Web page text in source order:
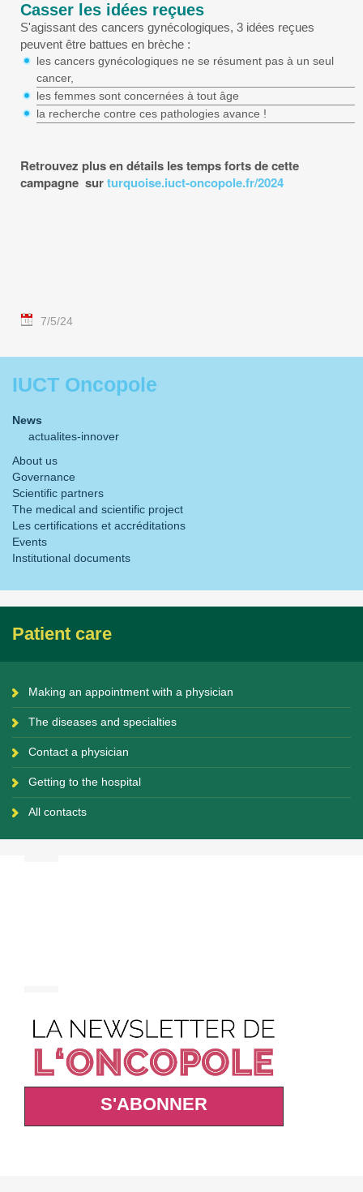
Casser les idées reçues
S'agissant des cancers gynécologiques, 3 idées reçues
peuvent être battues en brèche :
les cancers gynécologiques ne se résument pas à un seul
cancer,
les femmes sont concernées à tout âge
la recherche contre ces pathologies avance !
Retrouvez plus en détails les temps forts de cette
campagne surturquoise.iuct-oncopole.fr/2024
7/5/24
IUCT Oncopole
News
actualites-innover
About us
Governance
Scientific partners
The medical and scientific project
Les certifications et accréditations
Events
Institutional documents
Patient care
Making an appointment with a physician
The diseases and specialties
Contact a physician
Getting to the hospital
All contacts
S'ABONNER